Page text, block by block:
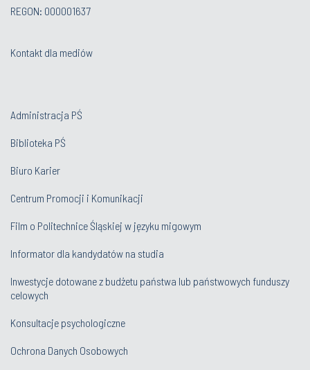
REGON: 000001637
Kontakt dla mediów
Administracja PŚ
Biblioteka PŚ
Biuro Karier
Centrum Promocji i Komunikacji
Film o Politechnice Śląskiej w języku migowym
Informator dla kandydatów na studia
Inwestycje dotowane z budżetu państwa lub państwowych funduszy
celowych
Konsultacje psychologiczne
Ochrona Danych Osobowych